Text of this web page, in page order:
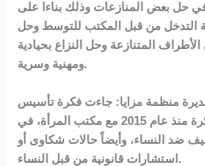
في حل بعض المنازعات وذلك بناءا على
التدخل من قبل المكتب للتوسط وحل
المتنازعة وحل النزاع بحيادية
ومهنية وسرية.
منظمة مزايا: جاءت فكرة تأسيس
(مكتب قانوني) هي كفكرة منذ عام 2015 مع مكتب المرأة، في
ضد النساء، وأيضاً حالات شكاوى أو
استشارات قانونية من قبل النساء.